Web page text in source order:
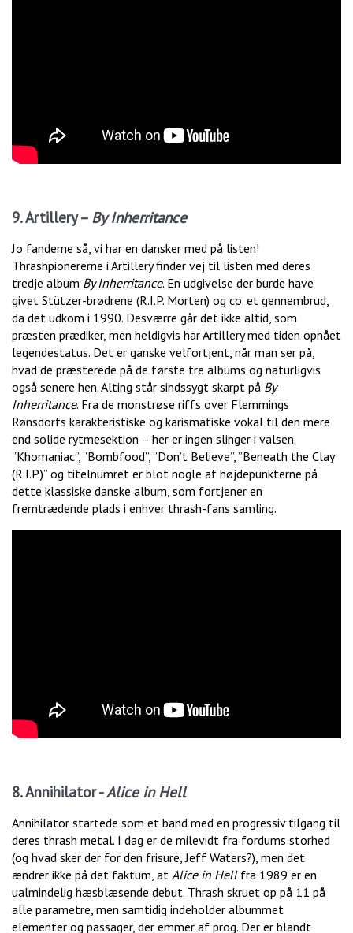
9. Artillery – By Inherritance
Jo fandeme så, vi har en dansker med på listen!
Thrashpionererne i Artillery finder vej til listen med deres
tredje album By Inherritance. En udgivelse der burde have
givet Stützer-brødrene (R.I.P. Morten) og co. et gennembrud,
da det udkom i 1990. Desværre går det ikke altid, som
præsten prædiker, men heldigvis har Artillery med tiden opnået
legendestatus. Det er ganske velfortjent, når man ser på,
hvad de præsterede på de første tre albums og naturligvis
også senere hen. Alting står sindssygt skarpt på By
Inherritance. Fra de monstrøse riffs over Flemmings
Rønsdorfs karakteristiske og karismatiske vokal til den mere
end solide rytmesektion – her er ingen slinger i valsen.
”Khomaniac”, ”Bombfood”, ”Don’t Believe”, ”Beneath the Clay
(R.I.P.)” og titelnumret er blot nogle af højdepunkterne på
dette klassiske danske album, som fortjener en
fremtrædende plads i enhver thrash-fans samling.
8. Annihilator -Alice in Hell
Annihilator startede som et band med en progressiv tilgang til
deres thrash metal. I dag er de milevidt fra fordums storhed
(og hvad sker der for den frisure, Jeff Waters?), men det
ændrer ikke på det faktum, at Alice in Hell fra 1989 er en
ualmindelig hæsblæsende debut. Thrash skruet op på 11 på
alle parametre, men samtidig indeholder albummet
elementer og passager, der emmer af prog. Der er blandt